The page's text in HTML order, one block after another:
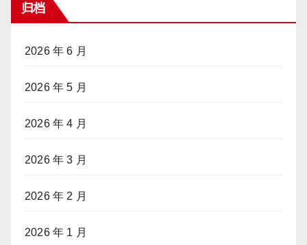
归档
2026 年 6 月
2026 年 5 月
2026 年 4 月
2026 年 3 月
2026 年 2 月
2026 年 1 月